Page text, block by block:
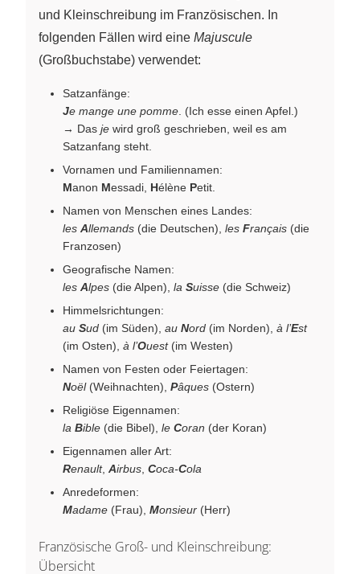
und Kleinschreibung im Französischen. In
folgenden Fällen wird eine Majuscule
(Großbuchstabe) verwendet:
Satzanfänge:
Je mange une pomme . (Ich esse einen Apfel.)
→ Das je wird groß geschrieben, weil es am
Satzanfang steht.
Vornamen und Familiennamen:
Manon Messadi, Hélène Petit.
Namen von Menschen eines Landes:
les Allemands (die Deutschen), les Français (die
Franzosen)
Geografische Namen:
les Alpes (die Alpen), la Suisse (die Schweiz)
Himmelsrichtungen:
au Sud (im Süden), au Nord (im Norden), à l’Est
(im Osten), à l’Ouest(im Westen)
Namen von Festen oder Feiertagen:
Noël(Weihnachten), Pâques (Ostern)
Religiöse Eigennamen:
la Bible (die Bibel), le Coran (der Koran)
Eigennamen aller Art:
Renault, Airbus Coca-Cola
Anredeformen:
Madame (Frau), Monsieur (Herr)
Französische Groß- und Kleinschreibung:
Übersicht